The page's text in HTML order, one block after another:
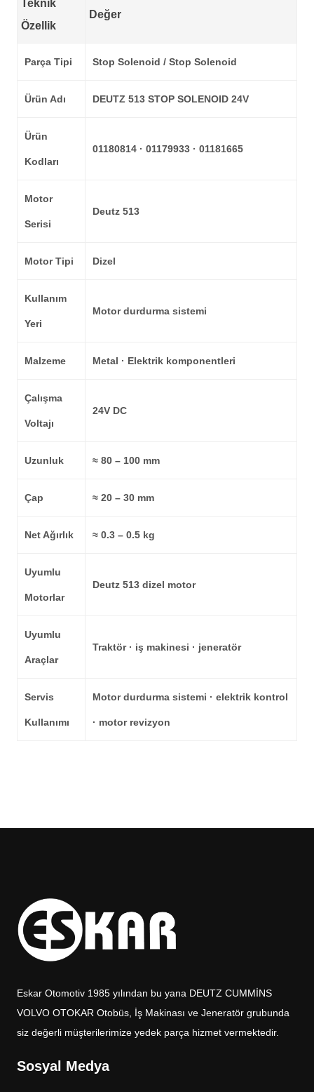
Teknik
Özellik
Değer
Parça Tipi Stop Solenoid / Stop Solenoid
Ürün Adı DEUTZ 513 STOP SOLENOID 24V
Ürün
Kodları
01180814 · 01179933 · 01181665
Motor
Serisi
Deutz 513
Motor Tipi Dizel
Kullanım
Yeri
Motor durdurma sistemi
Malzeme Metal · Elektrik komponentleri
Çalışma
Voltajı
24V DC
Uzunluk ≈ 80 – 100 mm
Çap ≈ 20 – 30 mm
Net Ağırlık ≈ 0.3 – 0.5 kg
Uyumlu
Motorlar
Deutz 513 dizel motor
Uyumlu
Araçlar
Traktör · iş makinesi · jeneratör
Servis
Kullanımı
Motor durdurma sistemi · elektrik kontrol
· motor revizyon
Eskar Otomotiv 1985 yılından bu yana DEUTZ CUMMİNS
VOLVO OTOKAR Otobüs, İş Makinası ve Jeneratör grubunda
siz değerli müşterilerimize yedek parça hizmet vermektedir.
Sosyal Medya